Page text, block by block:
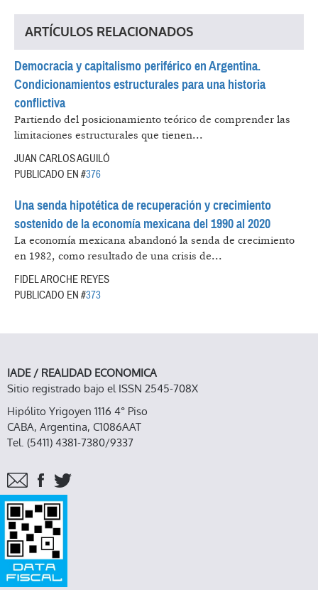
ARTÍCULOS RELACIONADOS
Democracia y capitalismo periférico en Argentina.
Condicionamientos estructurales para una historia
conflictiva
Partiendo del posicionamiento teórico de comprender las
limitaciones estructurales que tienen...
JUAN CARLOS AGUILÓ
PUBLICADO EN #376
Una senda hipotética de recuperación y crecimiento
sostenido de la economía mexicana del 1990 al 2020
La economía mexicana abandonó la senda de crecimiento
en 1982, como resultado de una crisis de...
FIDEL AROCHE REYES
PUBLICADO EN #373
IADE / REALIDAD ECONOMICA
Sitio registrado bajo el ISSN 2545-708X
Hipólito Yrigoyen 1116 4° Piso
CABA, Argentina, C1086AAT
Tel. (5411) 4381-7380/9337